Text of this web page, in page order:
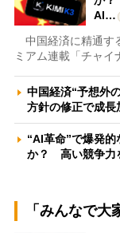
AI…
中国経済に精通す
ミアム連載「チャ
中国経済“予想外
方針の修正で成
“AI革命”で爆発
か？ 高い競争力
「みんなで